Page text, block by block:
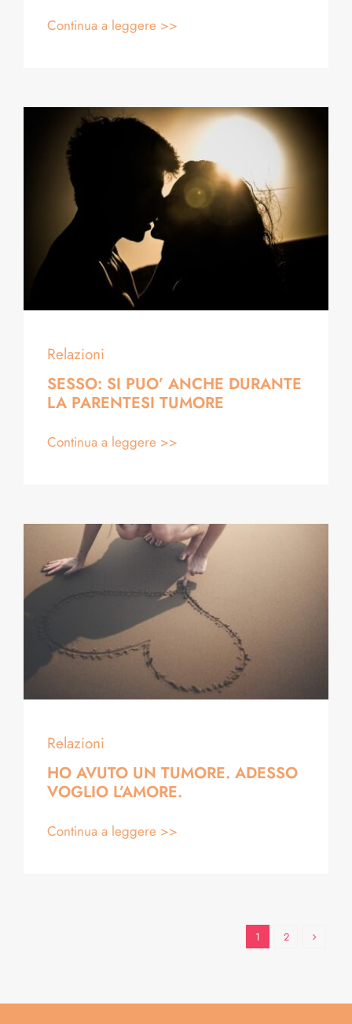
Continua a leggere >>
Relazioni
SESSO: SI PUO’ ANCHE DURANTE
LA PARENTESI TUMORE
Continua a leggere >>
Relazioni
HO AVUTO UN TUMORE. ADESSO
VOGLIO L’AMORE.
Continua a leggere >>
1 2